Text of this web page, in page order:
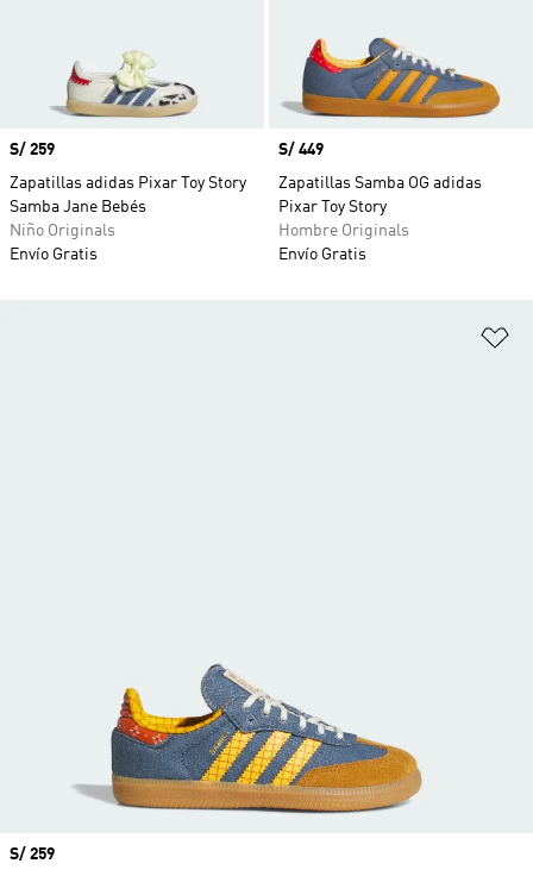
Precio
S/ 259
Zapatillas adidas Pixar Toy Story
Samba Jane Bebés
Niño Originals
Envío Gratis
Precio
S/ 449
Zapatillas Samba OG adidas
Pixar Toy Story
Hombre Originals
Envío Gratis
Precio
S/ 259